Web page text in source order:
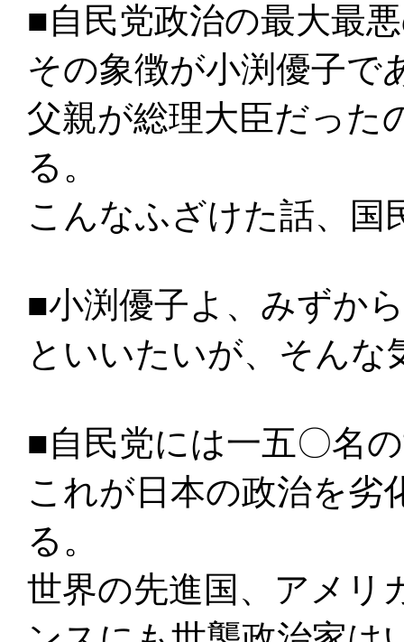
■自民党政治の最大最
その象徴が小渕優子で
父親が総理大臣だった
る。
こんなふざけた話、国
■小渕優子よ、みずか
といいたいが、そん
■自民党には一五〇名
これが日本の政治を劣
る。
世界の先進国、アメリ